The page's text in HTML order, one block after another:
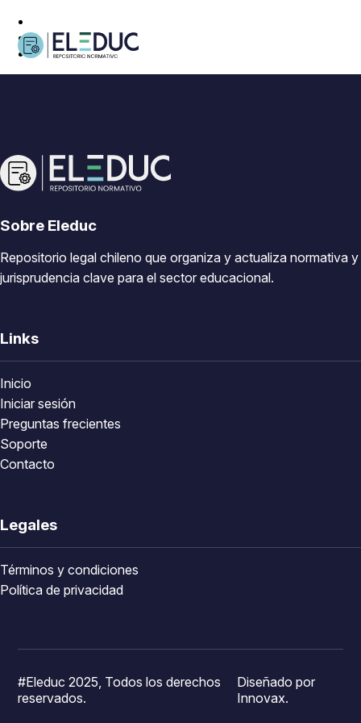
Sobre Eleduc
Repositorio legal chileno que organiza y actualiza normativa y
jurisprudencia clave para el sector educacional.
Links
Inicio
Iniciar sesión
Preguntas frecientes
Soporte
Contacto
Legales
Términos y condiciones
Política de privacidad
#Eleduc 2025, Todos los derechos
reservados.
Diseñado por
Innovax.